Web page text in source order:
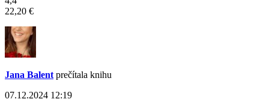
22,20 €
Jana Balent prečítala knihu
07.12.2024 12:19